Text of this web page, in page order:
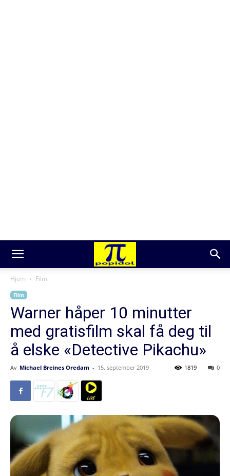
Hjem Film
Film
Warner håper 10 minutter
med gratisfilm skal få deg til
å elske «Detective Pikachu»
Av Michael Breines Oredam - 15. september 2019 0
1819